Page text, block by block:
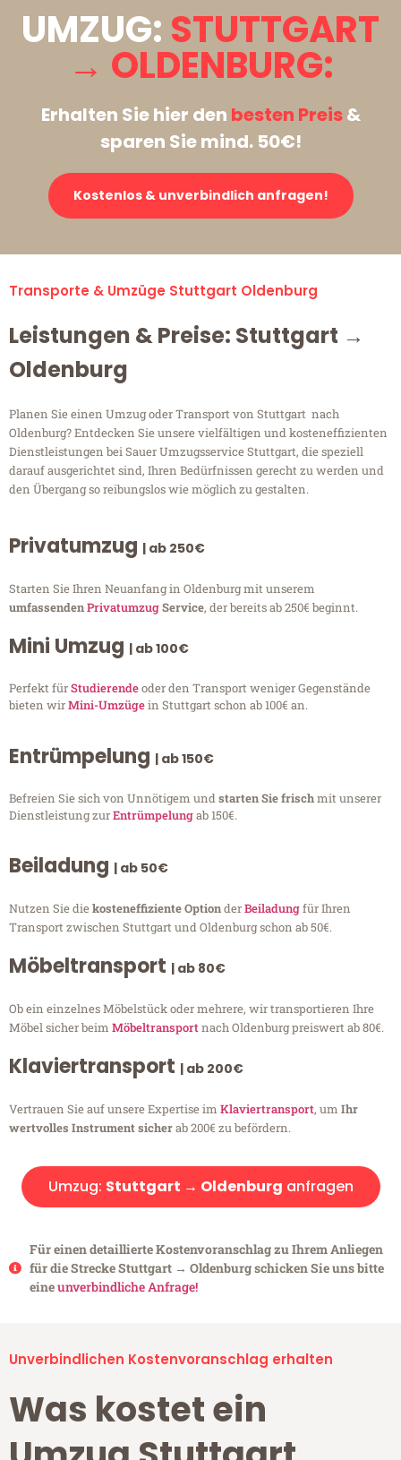
UMZUG: STUTTGART
→ OLDENBURG:
Erhalten Sie hier den besten Preis&
sparen Sie mind. 50€!
Kostenlos & unverbindlich anfragen!
Transporte & Umzüge Stuttgart Oldenburg
Leistungen & Preise: Stuttgart →
Oldenburg
Planen Sie einen Umzug oder Transport von Stuttgart nach
Oldenburg? Entdecken Sie unsere vielfältigen und kosteneffizienten
Dienstleistungen bei Sauer Umzugsservice Stuttgart, die speziell
darauf ausgerichtet sind, Ihren Bedürfnissen gerecht zu werden und
den Übergang so reibungslos wie möglich zu gestalten.
Privatumzug | ab 250€
Starten Sie Ihren Neuanfang in Oldenburg mit unserem
umfassendenPrivatumzugService, der bereits ab 250€ beginnt.
Mini Umzug | ab 100€
Perfekt fürStudierendeoder den Transport weniger Gegenstände
bieten wirMini-Umzügein Stuttgart schon ab 100€ an.
Entrümpelung | ab 150€
Befreien Sie sich von Unnötigem undstarten Sie frischmit unserer
Dienstleistung zurEntrümpelungab 150€.
Beiladung | ab 50€
Nutzen Sie diekosteneffiziente OptionderBeiladungfür Ihren
Transport zwischen Stuttgart und Oldenburg schon ab 50€.
Möbeltransport | ab 80€
Ob ein einzelnes Möbelstück oder mehrere, wir transportieren Ihre
Möbel sicher beim Möbeltransportnach Oldenburg preiswert ab 80€.
Klaviertransport | ab 200€
Vertrauen Sie auf unsere Expertise im Klaviertransport, um Ihr
wertvolles Instrument sicherab 200€ zu befördern.
Umzug: Stuttgart → Oldenburg anfragen
Für einen detaillierte Kostenvoranschlag zu Ihrem Anliegen
für die Strecke Stuttgart → Oldenburg schicken Sie uns bitte
eineunverbindliche Anfrage!
Unverbindlichen Kostenvoranschlag erhalten
Was kostet ein